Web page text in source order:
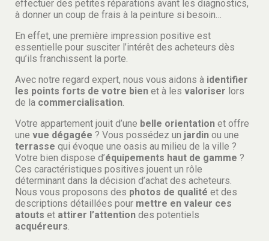
effectuer des petites réparations avant les diagnostics,
à donner un coup de frais à la peinture si besoin…
En effet, une première impression positive est
essentielle pour susciter l’intérêt des acheteurs dès
qu’ils franchissent la porte.
Avec notre regard expert, nous vous aidons à identifier
les points forts de votre bien et à les valoriser lors
de la commercialisation.
Votre appartement jouit d’une belle orientation et offre
une vue dégagée ? Vous possédez un jardin ou une
terrasse qui évoque une oasis au milieu de la ville ?
Votre bien dispose d’équipements haut de gamme ?
Ces caractéristiques positives jouent un rôle
déterminant dans la décision d’achat des acheteurs.
Nous vous proposons des photos de qualité et des
descriptions détaillées pour mettre en valeur ces
atouts et attirer l’attention des potentiels
acquéreurs.